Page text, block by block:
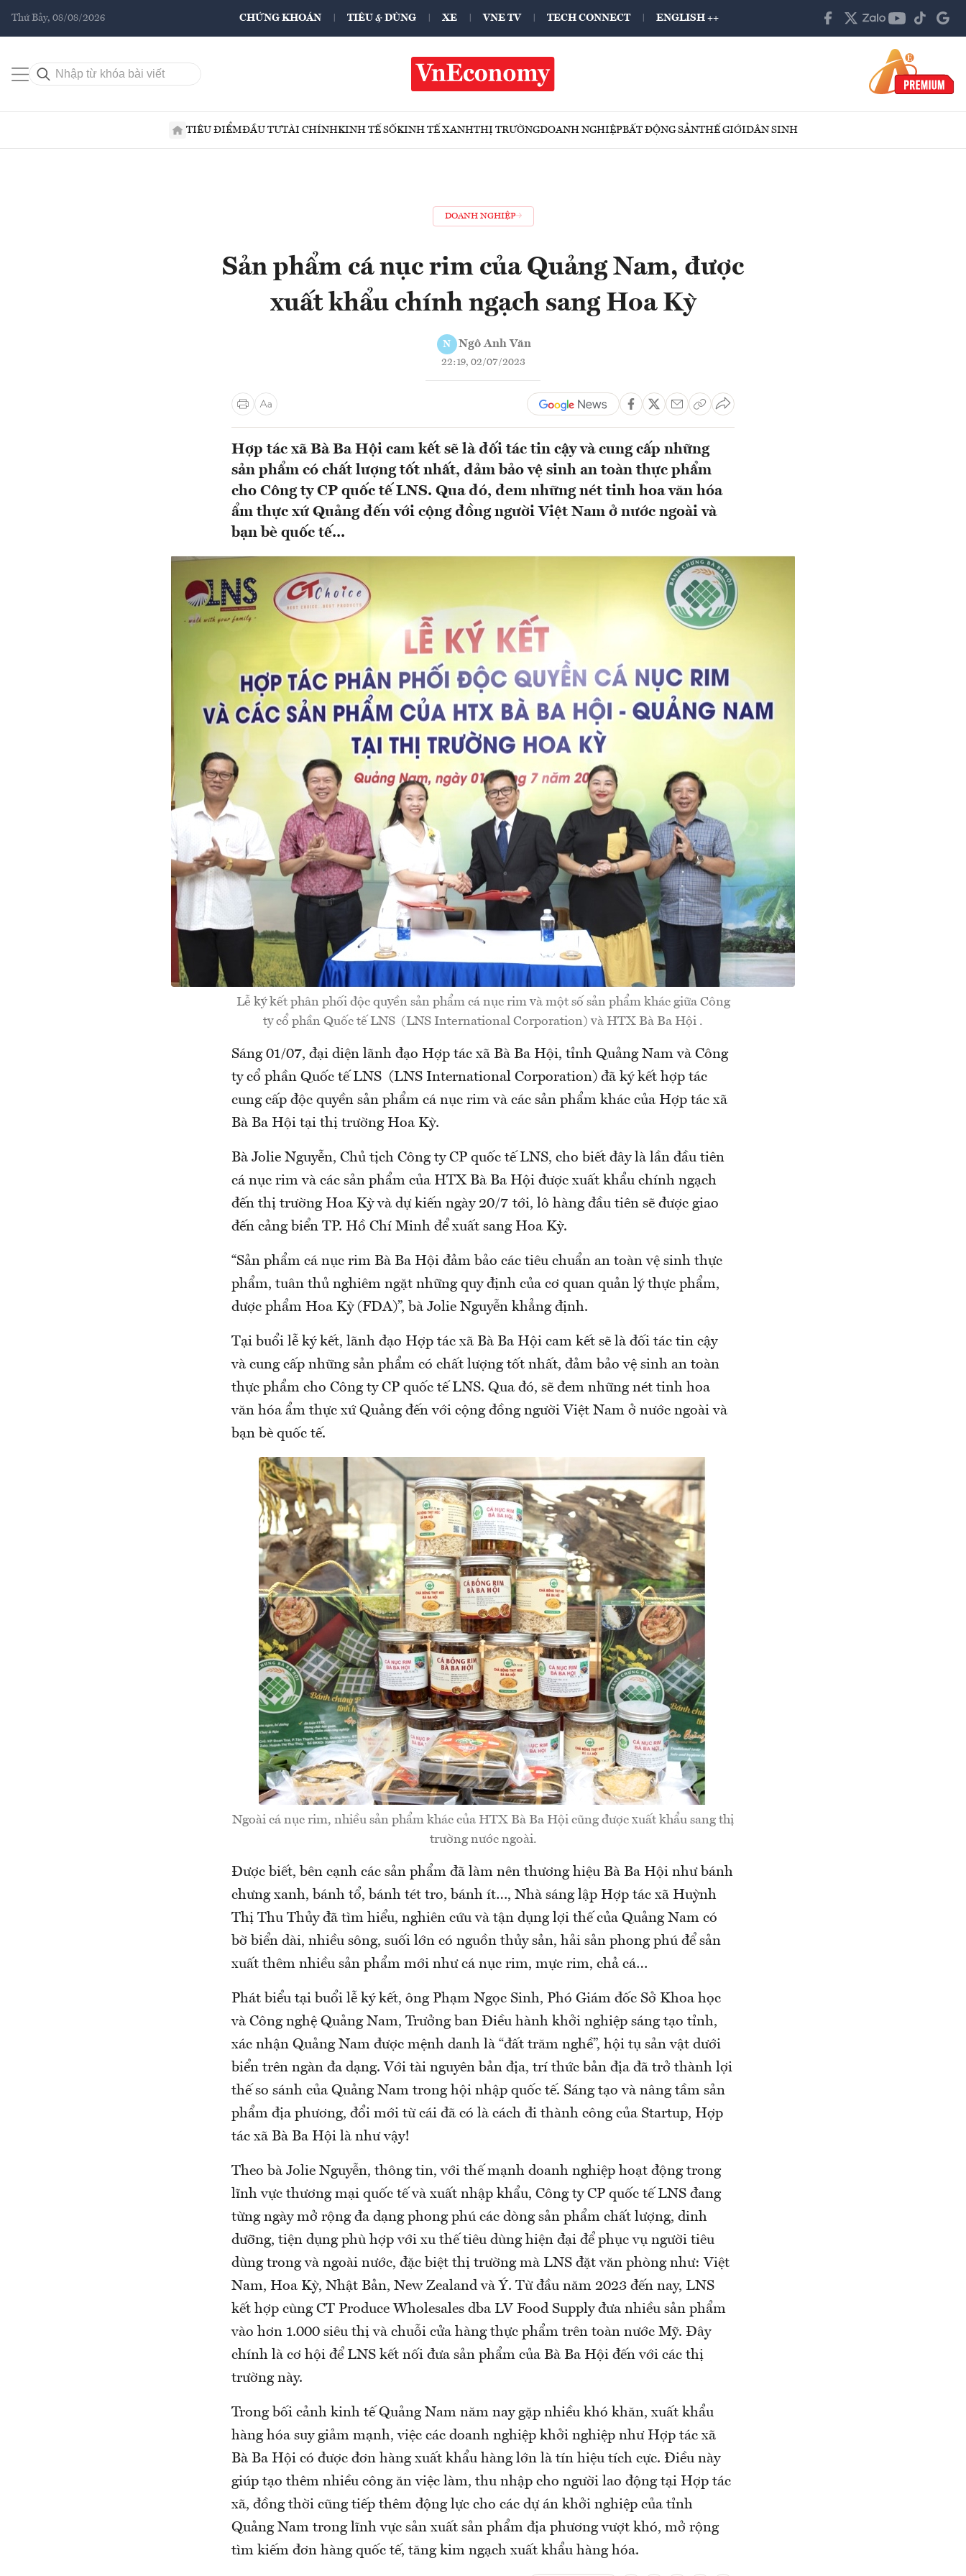
Thứ Bảy, 08/08/2026 CHỨNG KHOÁN TIÊU & DÙNG XE VNE TV TECH CONNECT ENGLISH ++
TIÊU ĐIỂMĐẦU TƯTÀI CHÍNHKINH TẾ SỐKINH TẾ XANHTHỊ TRƯỜNGDOANH NGHIỆPBẤT ĐỘNG SẢNTHẾ GIỚIDÂN SINH
DOANH NGHIỆP
Sản phẩm cá nục rim của Quảng Nam, được
xuất khẩu chính ngạch sang Hoa Kỳ
N Ngô Anh Văn
22:19, 02/07/2023
Hợp tác xã Bà Ba Hội cam kết sẽ là đối tác tin cậy và cung cấp những
sản phẩm có chất lượng tốt nhất, đảm bảo vệ sinh an toàn thực phẩm
cho Công ty CP quốc tế LNS. Qua đó, đem những nét tinh hoa văn hóa
ẩm thực xứ Quảng đến với cộng đồng người Việt Nam ở nước ngoài và
bạn bè quốc tế...
Lễ ký kết phân phối độc quyền sản phẩm cá nục rim và một số sản phẩm khác giữa Công
ty cổ phần Quốc tế LNS (LNS International Corporation) và HTX Bà Ba Hội .
Sáng 01/07, đại diện lãnh đạo Hợp tác xã Bà Ba Hội, tỉnh Quảng Nam và Công
ty cổ phần Quốc tế LNS (LNS International Corporation) đã ký kết hợp tác
cung cấp độc quyền sản phẩm cá nục rim và các sản phẩm khác của Hợp tác xã
Bà Ba Hội tại thị trường Hoa Kỳ.
Bà Jolie Nguyễn, Chủ tịch Công ty CP quốc tế LNS, cho biết đây là lần đầu tiên
cá nục rim và các sản phẩm của HTX Bà Ba Hội được xuất khẩu chính ngạch
đến thị trường Hoa Kỳ và dự kiến ngày 20/7 tới, lô hàng đầu tiên sẽ được giao
đến cảng biển TP. Hồ Chí Minh để xuất sang Hoa Kỳ.
“Sản phẩm cá nục rim Bà Ba Hội đảm bảo các tiêu chuẩn an toàn vệ sinh thực
phẩm, tuân thủ nghiêm ngặt những quy định của cơ quan quản lý thực phẩm,
dược phẩm Hoa Kỳ (FDA)”, bà Jolie Nguyễn khẳng định.
Tại buổi lễ ký kết, lãnh đạo Hợp tác xã Bà Ba Hội cam kết sẽ là đối tác tin cậy
và cung cấp những sản phẩm có chất lượng tốt nhất, đảm bảo vệ sinh an toàn
thực phẩm cho Công ty CP quốc tế LNS. Qua đó, sẽ đem những nét tinh hoa
văn hóa ẩm thực xứ Quảng đến với cộng đồng người Việt Nam ở nước ngoài và
bạn bè quốc tế.
Ngoài cá nục rim, nhiều sản phẩm khác của HTX Bà Ba Hội cũng được xuất khẩu sang thị
trường nước ngoài.
Được biết, bên cạnh các sản phẩm đã làm nên thương hiệu Bà Ba Hội như bánh
chưng xanh, bánh tổ, bánh tét tro, bánh ít…, Nhà sáng lập Hợp tác xã Huỳnh
Thị Thu Thủy đã tìm hiểu, nghiên cứu và tận dụng lợi thế của Quảng Nam có
bờ biển dài, nhiều sông, suối lớn có nguồn thủy sản, hải sản phong phú để sản
xuất thêm nhiều sản phẩm mới như cá nục rim, mực rim, chả cá…
Phát biểu tại buổi lễ ký kết, ông Phạm Ngọc Sinh, Phó Giám đốc Sở Khoa học
và Công nghệ Quảng Nam, Trưởng ban Điều hành khởi nghiệp sáng tạo tỉnh,
xác nhận Quảng Nam được mệnh danh là “đất trăm nghề”, hội tụ sản vật dưới
biển trên ngàn đa dạng. Với tài nguyên bản địa, trí thức bản địa đã trở thành lợi
thế so sánh của Quảng Nam trong hội nhập quốc tế. Sáng tạo và nâng tầm sản
phẩm địa phương, đổi mới từ cái đã có là cách đi thành công của Startup, Hợp
tác xã Bà Ba Hội là như vậy!
Theo bà Jolie Nguyễn, thông tin, với thế mạnh doanh nghiệp hoạt động trong
lĩnh vực thương mại quốc tế và xuất nhập khẩu, Công ty CP quốc tế LNS đang
từng ngày mở rộng đa dạng phong phú các dòng sản phẩm chất lượng, dinh
dưỡng, tiện dụng phù hợp với xu thế tiêu dùng hiện đại để phục vụ người tiêu
dùng trong và ngoài nước, đặc biệt thị trường mà LNS đặt văn phòng như: Việt
Nam, Hoa Kỳ, Nhật Bản, New Zealand và Ý. Từ đầu năm 2023 đến nay, LNS
kết hợp cùng CT Produce Wholesales dba LV Food Supply đưa nhiều sản phẩm
vào hơn 1.000 siêu thị và chuỗi cửa hàng thực phẩm trên toàn nước Mỹ. Đây
chính là cơ hội để LNS kết nối đưa sản phẩm của Bà Ba Hội đến với các thị
trường này.
Trong bối cảnh kinh tế Quảng Nam năm nay gặp nhiều khó khăn, xuất khẩu
hàng hóa suy giảm mạnh, việc các doanh nghiệp khởi nghiệp như Hợp tác xã
Bà Ba Hội có được đơn hàng xuất khẩu hàng lớn là tín hiệu tích cực. Điều này
giúp tạo thêm nhiều công ăn việc làm, thu nhập cho người lao động tại Hợp tác
xã, đồng thời cũng tiếp thêm động lực cho các dự án khởi nghiệp của tỉnh
Quảng Nam trong lĩnh vực sản xuất sản phẩm địa phương vượt khó, mở rộng
tìm kiếm đơn hàng quốc tế, tăng kim ngạch xuất khẩu hàng hóa.